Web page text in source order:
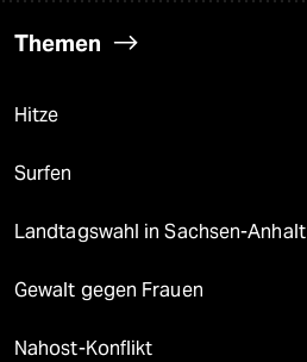
Themen
Hitze
Surfen
Landtagswahl in Sachsen-Anhalt
Gewalt gegen Frauen
Nahost-Konflikt